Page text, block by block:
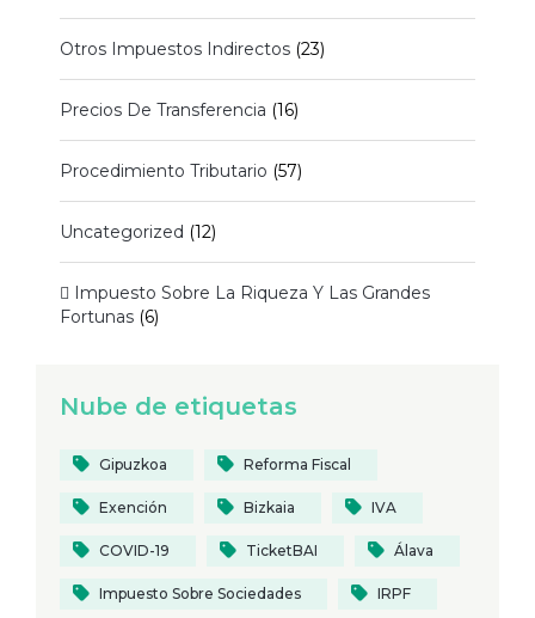
Otros Impuestos Indirectos (23)
Precios De Transferencia (16)
Procedimiento Tributario (57)
Uncategorized (12)
 Impuesto Sobre La Riqueza Y Las Grandes
Fortunas (6)
Nube de etiquetas
Gipuzkoa Reforma Fiscal
Exención Bizkaia IVA
COVID-19 TicketBAI Álava
Impuesto Sobre Sociedades IRPF